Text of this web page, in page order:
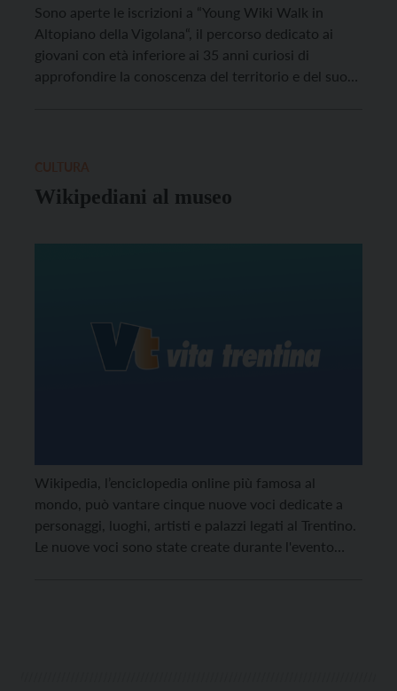
Sono aperte le iscrizioni a “Young Wiki Walk in
Altopiano della Vigolana“, il percorso dedicato ai
giovani con età inferiore ai 35 anni curiosi di
approfondire la conoscenza del territorio e del suo
Wikipediani al museo
Wikipedia, l’enciclopedia online più famosa al
mondo, può vantare cinque nuove voci dedicate a
personaggi, luoghi, artisti e palazzi legati al Trentino.
Le nuove voci sono state create durante l'evento